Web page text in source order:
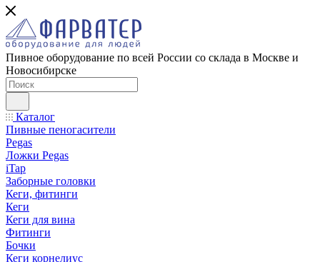
Пивное оборудование по всей России со склада в Москве и
Новосибирске
Каталог
Пивные пеногасители
Pegas
Ложки Pegas
iTap
Заборные головки
Кеги, фитинги
Кеги
Кеги для вина
Фитинги
Бочки
Кеги корнелиус